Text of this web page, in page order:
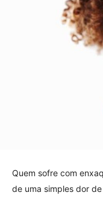
Quem sofre com
de uma simples dor